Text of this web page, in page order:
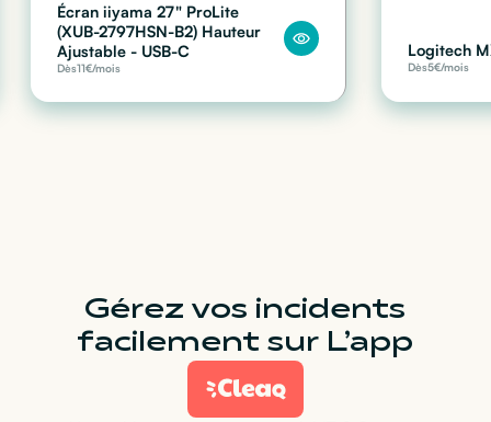
Écran iiyama 27" ProLite
(XUB-2797HSN-B2) Hauteur
Ajustable - USB-C
Dès11€/mois
Logitech
Dès5€/mois
Gérez vos incidents
facilement sur L’app